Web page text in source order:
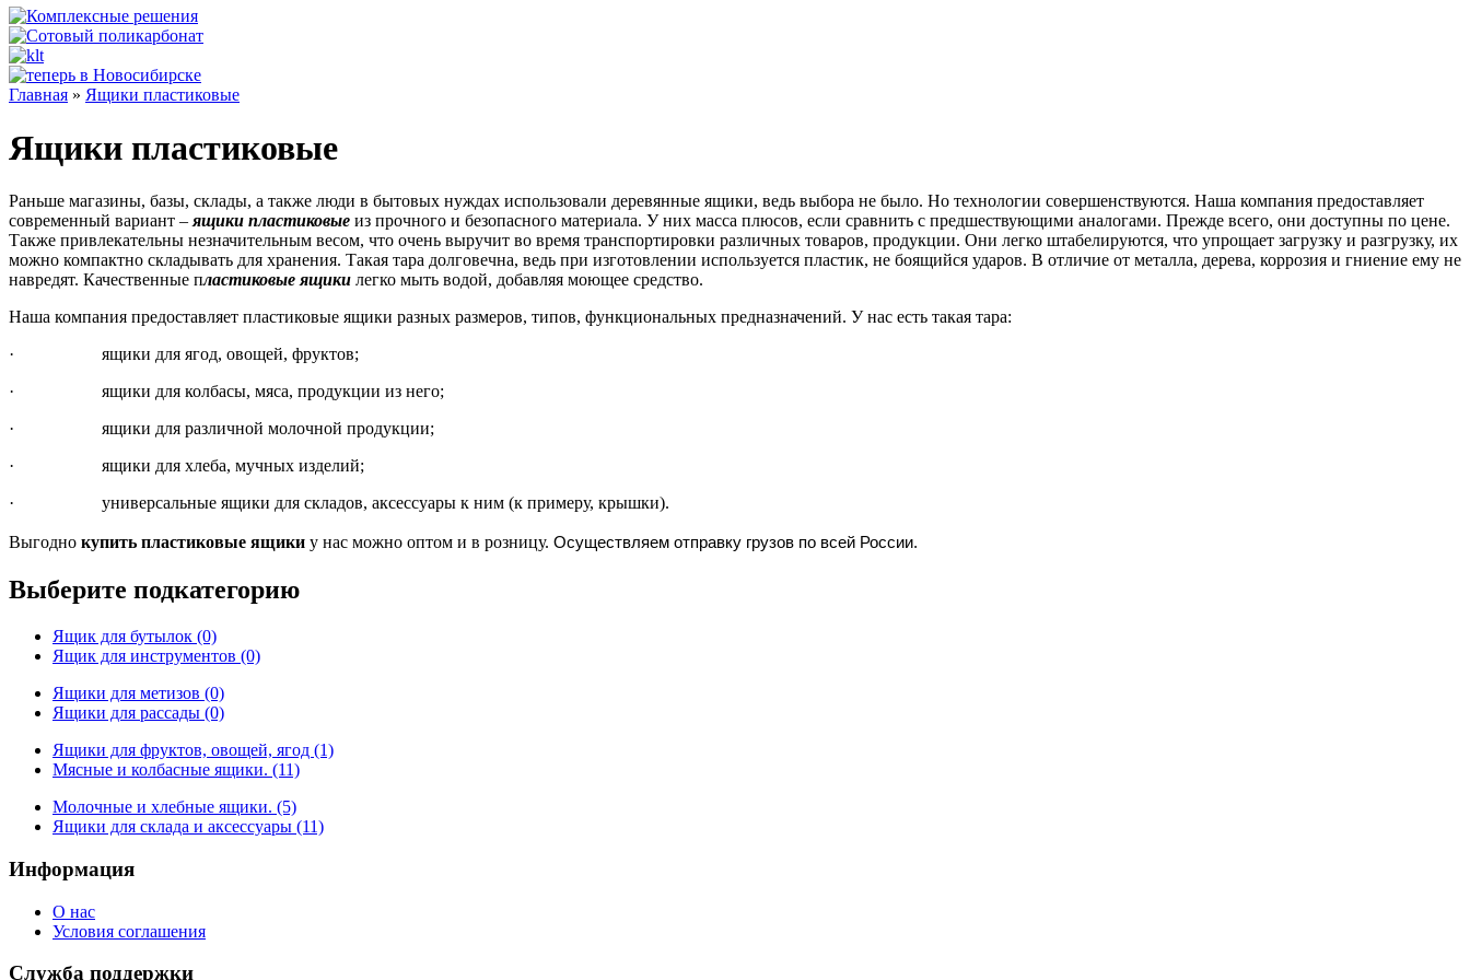
Главная » Ящики пластиковые
Ящики пластиковые
Раньше магазины, базы, склады, а также люди в бытовых нуждах использовали деревянные ящики, ведь выбора не было. Но технологии совершенствуются. Наша компания предоставляет
современный вариант –ящики пластиковые из прочного и безопасного материала. У них масса плюсов, если сравнить с предшествующими аналогами. Прежде всего, они доступны по цене.
Также привлекательны незначительным весом, что очень выручит во время транспортировки различных товаров, продукции. Они легко штабелируются, что упрощает загрузку и разгрузку, их
можно компактно складывать для хранения. Такая тара долговечна, ведь при изготовлении используется пластик, не боящийся ударов. В отличие от металла, дерева, коррозия и гниение ему не
навредят. Качественные пластиковые ящики легко мыть водой, добавляя моющее средство.
Наша компания предоставляет пластиковые ящики разных размеров, типов, функциональных предназначений. У нас есть такая тара:
· ящики для ягод, овощей, фруктов;
· ящики для колбасы, мяса, продукции из него;
· ящики для различной молочной продукции;
· ящики для хлеба, мучных изделий;
· универсальные ящики для складов, аксессуары к ним (к примеру, крышки).
Выгодно купить пластиковые ящики у нас можно оптом и в розницу. Осуществляем отправку грузов по всей России.
Выберите подкатегорию
Ящик для бутылок (0)
Ящик для инструментов (0)
Ящики для метизов (0)
Ящики для рассады (0)
Ящики для фруктов, овощей, ягод (1)
Мясные и колбасные ящики. (11)
Молочные и хлебные ящики. (5)
Ящики для склада и аксессуары (11)
Информация
О нас
Условия соглашения
Служба поддержки